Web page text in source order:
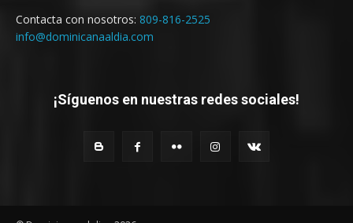
Contacta con nosotros: 809-816-2525
info@dominicanaaldia.com
¡Síguenos en nuestras redes sociales!